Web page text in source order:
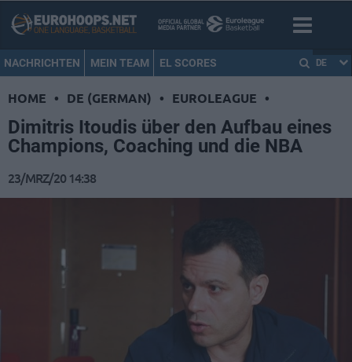
NACHRICHTEN MEIN TEAM EL SCORES DE
HOME • DE (GERMAN) • EUROLEAGUE •
Dimitris Itoudis über den Aufbau eines
Champions, Coaching und die NBA
23/MRZ/20 14:38